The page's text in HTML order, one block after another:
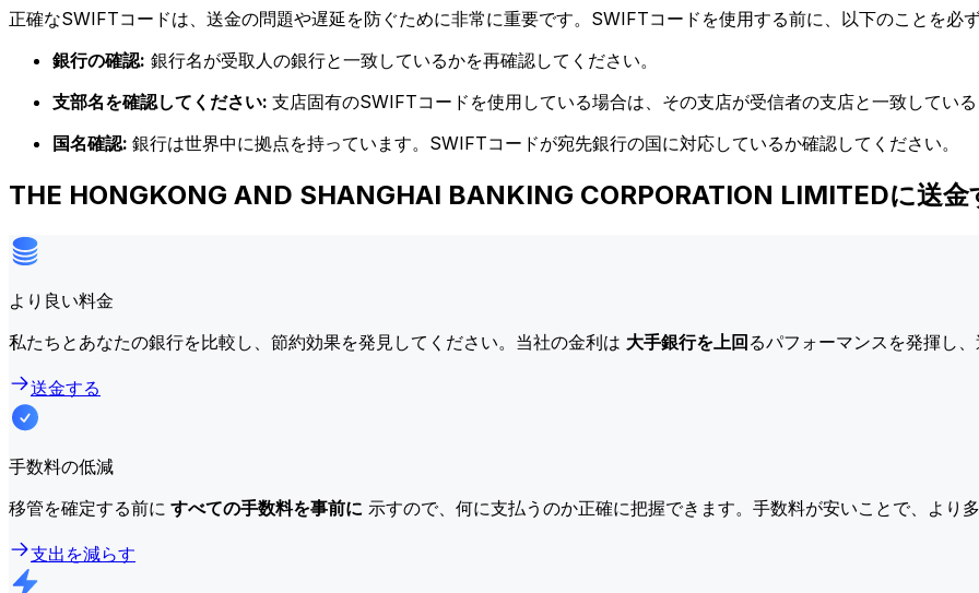
正確なSWIFTコードは、送金の問題や遅延を防ぐために非常に重要です。SWIFTコードを使用する前に、以下のことを必
銀行の確認: 銀行名が受取人の銀行と一致しているかを再確認してください。
支部名を確認してください: 支店固有のSWIFTコードを使用している場合は、その支店が受信者の支店と一致している
国名確認: 銀行は世界中に拠点を持っています。SWIFTコードが宛先銀行の国に対応しているか確認してください。
THE HONGKONG AND SHANGHAI BANKING CORPORATION LIMITEDに送
より良い料金
私たちとあなたの銀行を比較し、節約効果を発見してください。当社の金利は 大手銀行を上回るパフォーマンスを発揮し
送金する
手数料の低減
移管を確定する前に すべての手数料を事前に 示すので、何に支払うのか正確に把握できます。手数料が安いことで、より
支出を減らす